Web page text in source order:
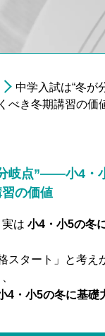
学受験指導
大学受験対策
型個別学習指導
中学入試は“冬
べき冬期講習の価
岐点”——小4・
の価値
は 小4・小5の冬
スタート」と考え
4・小5の冬に基礎